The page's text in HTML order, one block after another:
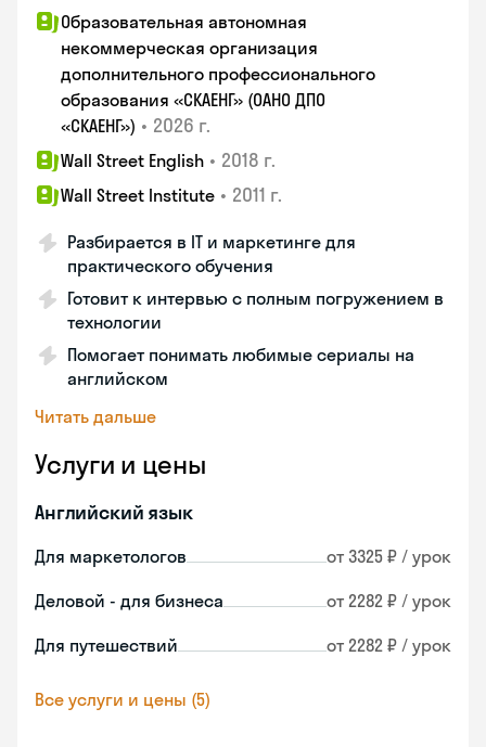
Образовательная автономная
некоммерческая организация
дополнительного профессионального
образования «СКАЕНГ» (ОАНО ДПО
«СКАЕНГ») • 2026 г.
Wall Street English • 2018 г.
Wall Street Institute • 2011 г.
Разбирается в IT и маркетинге для
практического обучения
Готовит к интервью с полным погружением в
технологии
Помогает понимать любимые сериалы на
английском
Читать дальше
Услуги и цены
Английский язык
Для маркетологов от 3325 ₽ / урок
Деловой - для бизнеса от 2282 ₽ / урок
Для путешествий от 2282 ₽ / урок
Все услуги и цены (5)